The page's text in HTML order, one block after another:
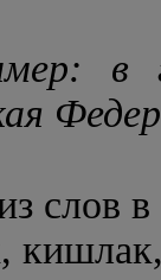
в
слов в